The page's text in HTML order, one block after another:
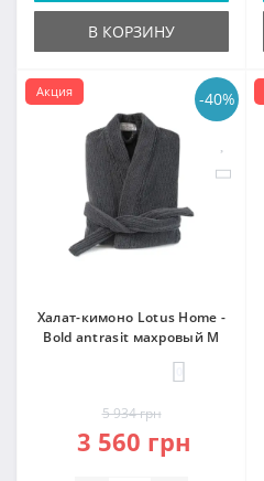
В КОРЗИНУ
-40%
Акция
Халат-кимоно Lotus Home -
Bold antrasit махровый M
5 934 грн
3 560 грн